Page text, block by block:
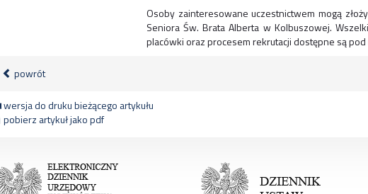
Osoby zainteresowane uczestnictwem mogą
Seniora Św. Brata Alberta w Kolbuszowej.
placówki oraz procesem rekrutacji dostępne są
powrót
wersja do druku bieżącego artykułu
pobierz artykuł jako pdf